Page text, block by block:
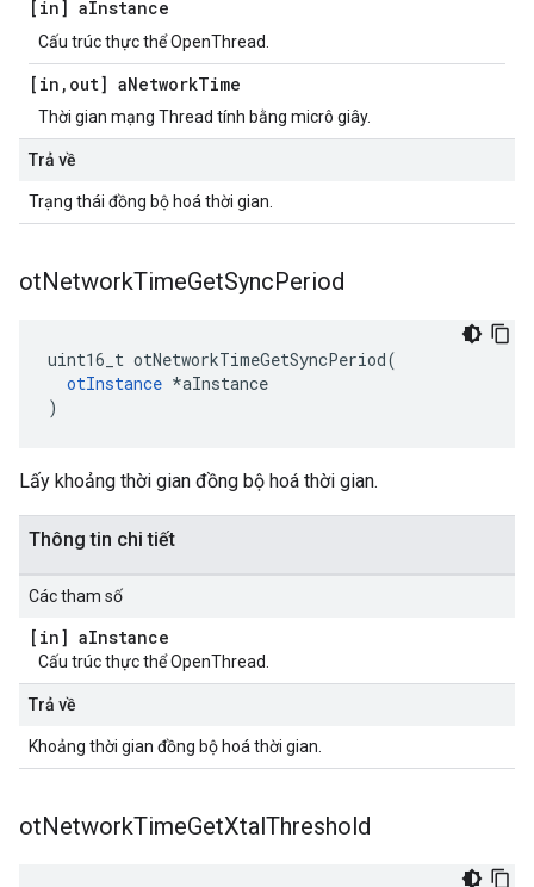
[in] aInstance
Cấu trúc thực thể OpenThread.
[in , out] aNetworkTime
Thời gian mạng Thread tính bằng micrô giây.
Trả về
Trạng thái đồng bộ hoá thời gian.
otNetworkTimeGetSyncPeriod
uint16_t otNetworkTimeGetSyncPeriod(
otInstance *aInstance
)
Lấy khoảng thời gian đồng bộ hoá thời gian.
Thông tin chi tiết
Các tham số
[in] aInstance
Cấu trúc thực thể OpenThread.
Trả về
Khoảng thời gian đồng bộ hoá thời gian.
otNetworkTimeGetXtalThreshold